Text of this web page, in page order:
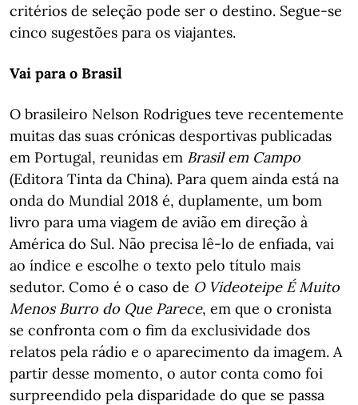
critérios de seleção pode ser o destino. Segue-se
cinco sugestões para os viajantes.
Vai para o Brasil
O brasileiro Nelson Rodrigues teve recentemente
muitas das suas crónicas desportivas publicadas
em Portugal, reunidas em Brasil em Campo
(Editora Tinta da China). Para quem ainda está na
onda do Mundial 2018 é, duplamente, um bom
livro para uma viagem de avião em direção à
América do Sul. Não precisa lê-lo de enfiada, vai
ao índice e escolhe o texto pelo título mais
sedutor. Como é o caso de O Videoteipe É Muito
Menos Burro do Que Parece, em que o cronista
se confronta com o fim da exclusividade dos
relatos pela rádio e o aparecimento da imagem. A
partir desse momento, o autor conta como foi
surpreendido pela disparidade do que se passa